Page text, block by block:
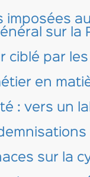
imposées
sur la
ciblé par
en
: vers un
sur la